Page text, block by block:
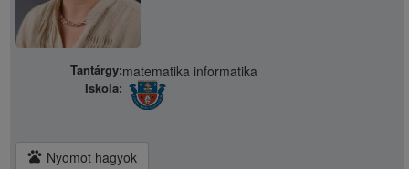
Tantárgy:matematika informatika
Iskola:
pets Nyomot hagyok